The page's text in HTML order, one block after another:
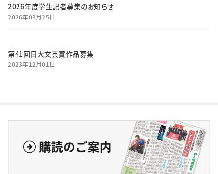
2026年度学生記者募集のお知らせ
2026年03月25日
第41回日大文芸賞作品募集
2023年12月01日